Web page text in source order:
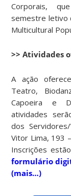
Corporais,
semestre letivo
Multicultural
>> Atividades
A ação
Teatro,
Capoeira e
atividades
dos
Vitor Lima, 193
Inscrições
formulário
(mais…)